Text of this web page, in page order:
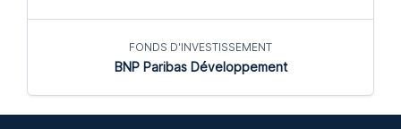
FONDS D'INVESTISSEMENT
BNP Paribas Développement